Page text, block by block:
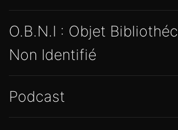
O.B.N.I : Objet
Non Identifié
Podcast